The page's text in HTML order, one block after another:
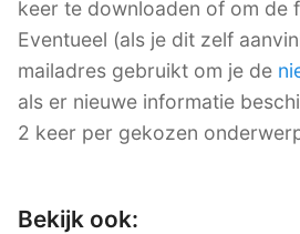
keer te downloaden of om de
Eventueel (als je dit zelf
mailadres gebruikt om je de
als er nieuwe informatie
2 keer per gekozen
Bekijk ook: